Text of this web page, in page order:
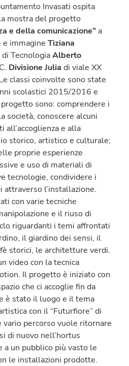
Invasati ospita
mostra del progetto
e della comunicazione” a
immagine Tiziana
TecnologiaAlberto
Divisione Julia di viale XX
classi coinvolte sono state
scolastici 2015/2016 e
sono: comprendere i
società, conoscere alcuni
all’accoglienza e alla
storico, artistico e culturale;
proprie esperienze
e uso di materiali di
tecnologie, condividere i
attraverso l’installazione.
con varie tecniche
e il riuso di
riguardanti i temi affrontati
il giardino dei sensi, il
storici, le architetture verdi.
video con la tecnica
Il progetto è iniziato con
che ci accoglie fin da
è stato il luogo e il tema
con il “Futurfiore” di
vario percorso vuole ritornare
di nuovo nell’hortus
a un pubblico più vasto le
le installazioni prodotte.